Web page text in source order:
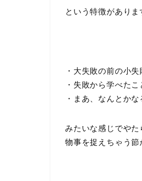
という特徴がありま
・大失敗の前の小
・失敗から学べた
・まあ、なんとかな
みたいな感じでやた
物事を捉えちゃう節